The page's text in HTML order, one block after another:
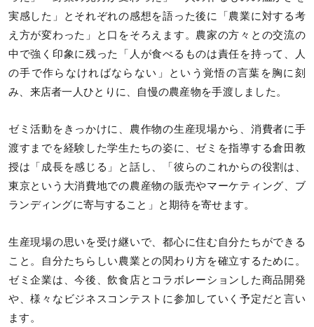
実感した」とそれぞれの感想を語った後に「農業に対する考
え方が変わった」と口をそろえます。農家の方々との交流の
中で強く印象に残った「人が食べるものは責任を持って、人
の手で作らなければならない」という覚悟の言葉を胸に刻
み、来店者一人ひとりに、自慢の農産物を手渡しました。
ゼミ活動をきっかけに、農作物の生産現場から、消費者に手
渡すまでを経験した学生たちの姿に、ゼミを指導する倉田教
授は「成長を感じる」と話し、「彼らのこれからの役割は、
東京という大消費地での農産物の販売やマーケティング、ブ
ランディングに寄与すること」と期待を寄せます。
生産現場の思いを受け継いで、都心に住む自分たちができる
こと。自分たちらしい農業との関わり方を確立するために。
ゼミ企業は、今後、飲食店とコラボレーションした商品開発
や、様々なビジネスコンテストに参加していく予定だと言い
ます。